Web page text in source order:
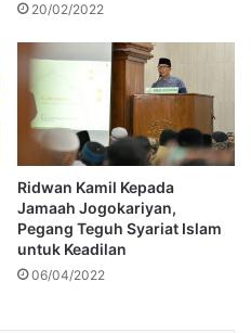
20/02/2022
Ridwan Kamil Kepada
Jamaah Jogokariyan,
Pegang Teguh Syariat Islam
untuk Keadilan
06/04/2022